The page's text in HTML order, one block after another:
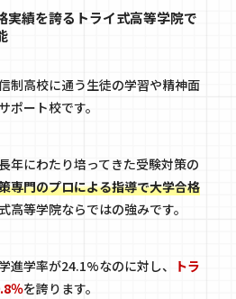
実績を誇るトライ式高等学院で
制高校に通う生徒の学習や精神面
ポート校です。
年にわたり培ってきた受験対策の
専門のプロによる指導で大学合格
高等学院ならではの強みです。
進学率が24.1%なのに対し、
トラ
％を誇ります。